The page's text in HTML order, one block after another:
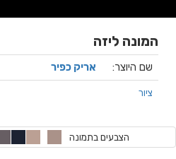
המונה ליזה
שם היוצר: אריק כפיר
ציור
הצבעים בתמונה